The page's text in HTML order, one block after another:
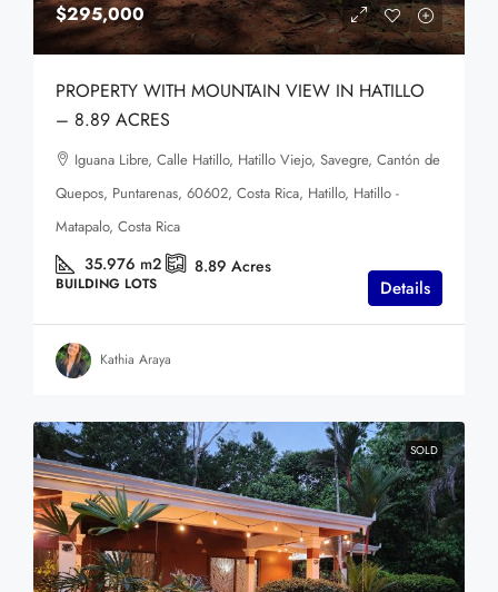
$295,000
PROPERTY WITH MOUNTAIN VIEW IN HATILLO
– 8.89 ACRES
Iguana Libre, Calle Hatillo, Hatillo Viejo, Savegre, Cantón de
Quepos, Puntarenas, 60602, Costa Rica, Hatillo, Hatillo -
Matapalo, Costa Rica
35.976 m2 8.89 Acres
BUILDING LOTS Details
Kathia Araya
SOLD